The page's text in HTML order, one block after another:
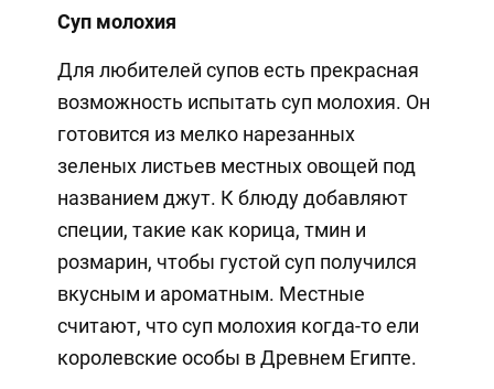
Суп молохия
Для любителей супов есть прекрасная
возможность испытать суп молохия. Он
готовится из мелко нарезанных
зеленых листьев местных овощей под
названием джут. К блюду добавляют
специи, такие как корица, тмин и
розмарин, чтобы густой суп получился
вкусным и ароматным. Местные
считают, что суп молохия когда-то ели
королевские особы в Древнем Египте.